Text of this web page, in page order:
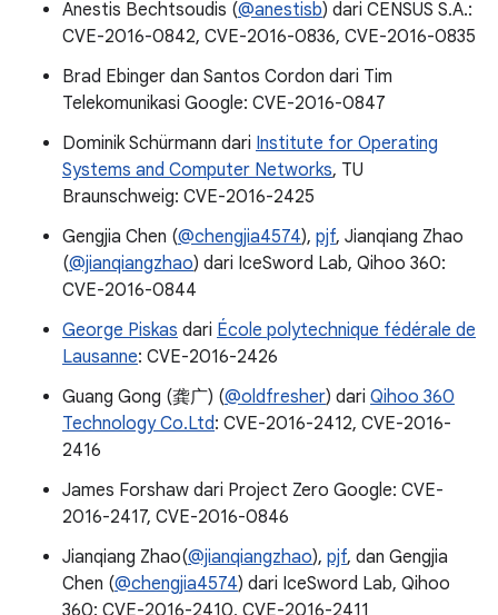
Anestis Bechtsoudis (@anestisb) dari CENSUS S.A.:
CVE-2016-0842, CVE-2016-0836, CVE-2016-0835
Brad Ebinger dan Santos Cordon dari Tim
Telekomunikasi Google: CVE-2016-0847
Dominik Schürmann dari Institute for Operating
Systems and Computer Networks, TU
Braunschweig: CVE-2016-2425
Gengjia Chen (@chengjia4574), pjf, Jianqiang Zhao
(@jianqiangzhao) dari IceSword Lab, Qihoo 360:
CVE-2016-0844
George Piskas dari École polytechnique fédérale de
Lausanne: CVE-2016-2426
Guang Gong (龚广) (@oldfresher) dari Qihoo 360
Technology Co.Ltd: CVE-2016-2412, CVE-2016-
2416
James Forshaw dari Project Zero Google: CVE-
2016-2417, CVE-2016-0846
Jianqiang Zhao(@jianqiangzhao), pjf, dan Gengjia
Chen (@chengjia4574) dari IceSword Lab, Qihoo
360: CVE-2016-2410, CVE-2016-2411